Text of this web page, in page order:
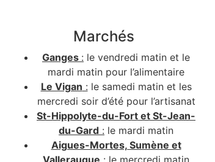
Marchés
Ganges : le vendredi matin et le
mardi matin pour l’alimentaire
Le Vigan : le samedi matin et les
mercredi soir d’été pour l’artisanat
St-Hippolyte-du-Fort et St-Jean-
du-Gard : le mardi matin
Aigues-Mortes, Sumène et
Valleraugue : le mercredi matin